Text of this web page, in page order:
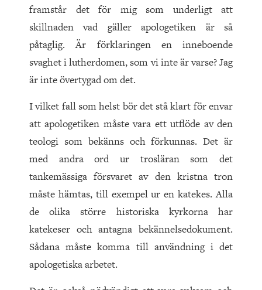
framstår det för mig som underligt att
skillnaden vad gäller apologetiken är så
påtaglig. Är förklaringen en inneboende
svaghet i lutherdomen, som vi inte är varse? Jag
är inte övertygad om det.
I vilket fall som helst bör det stå klart för envar
att apologetiken måste vara ett utflöde av den
teologi som bekänns och förkunnas. Det är
med andra ord ur trosläran som det
tankemässiga försvaret av den kristna tron
måste hämtas, till exempel ur en katekes. Alla
de olika större historiska kyrkorna har
katekeser och antagna bekännelsedokument.
Sådana måste komma till användning i det
apologetiska arbetet.